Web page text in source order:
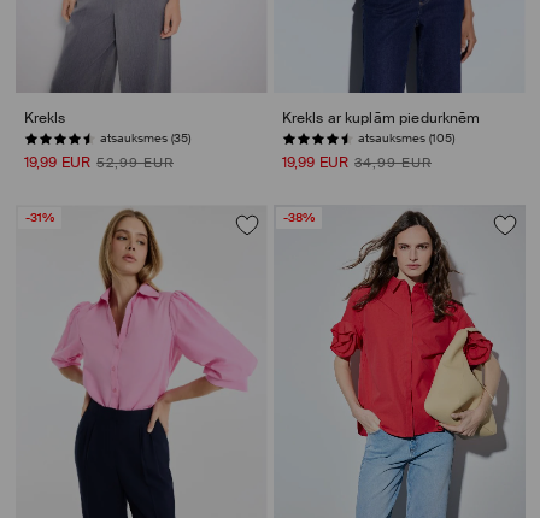
Krekls
atsauksmes (35)
19,99 EUR 52,99 EUR
Krekls ar kuplām piedurknēm
atsauksmes (105)
19,99 EUR 34,99 EUR
-31% -38%